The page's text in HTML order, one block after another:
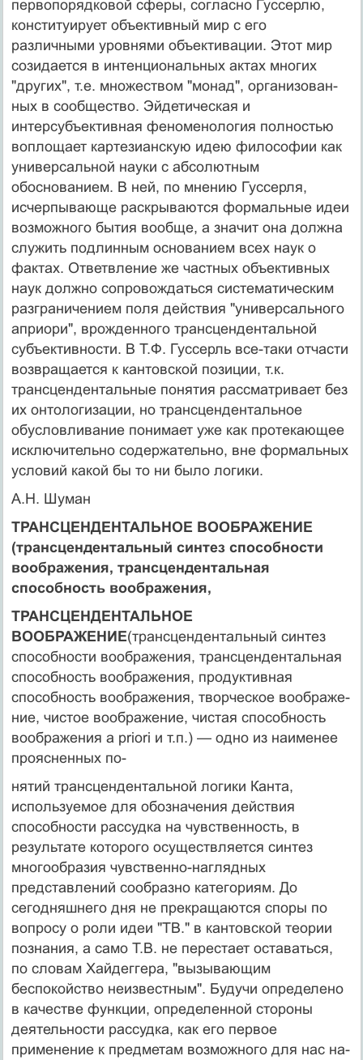
первопорядковой сферы, согласно Гуссерлю,
конституирует объективный мир с его
различными уровнями объекти­вации. Этот мир
созидается в интенциональных актах многих
"других", т.е. множеством "монад", организован­
ных в сообщество. Эйдетическая и
интерсубъективная феноменология полностью
воплощает картезианскую идею философии как
универсальной науки с абсолют­ным
обоснованием. В ней, по мнению Гуссерля,
исчер­пывающе раскрываются формальные идеи
возможного бытия вообще, а значит она должна
служить подлинным основанием всех наук о
фактах. Ответвление же частных объективных
наук должно сопровождаться систематиче­ским
разграничением поля действия "универсального
априори", врожденного трансцендентальной
субъектив­ности. В Т.Ф. Гуссерль все-таки отчасти
возвращается к кантовской позиции, т.к.
трансцендентальные понятия рассматривает без
их онтологизации, но трансценден­тальное
обусловливание понимает уже как протекающее
исключительно содержательно, вне формальных
усло­вий какой бы то ни было логики.
А.Н. Шуман
ТРАНСЦЕНДЕНТАЛЬНОЕ ВООБРАЖЕНИЕ
(трансцендентальный синтез способности
воображения, трансцендентальная
способность воображения,
ТРАНСЦЕНДЕНТАЛЬНОЕ
ВООБРАЖЕНИЕ(трансцендентальный синтез
способности воображения, трансцендентальная
способность воображения, продук­тивная
способность воображения, творческое воображе­
ние, чистое воображение, чистая способность
воображе­ния a priori и т.п.) — одно из наименее
проясненных по-
нятий трансцендентальной логики Канта,
используемое для обозначения действия
способности рассудка на чув­ственность, в
результате которого осуществляется син­тез
многообразия чувственно-наглядных
представлений сообразно категориям. До
сегодняшнего дня не прекра­щаются споры по
вопросу о роли идеи "ТВ." в кантовской теории
познания, а само Т.В. не перестает оставать­ся,
по словам Хайдеггера, "вызывающим
беспокойство неизвестным". Будучи определено
в качестве функции, определенной стороны
деятельности рассудка, как его первое
применение к предметам возможного для нас на­